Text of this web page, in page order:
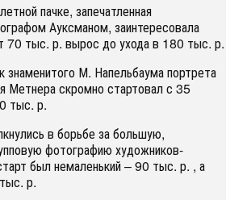
пачке, запечатленная
Ауксманом, заинтересовала
70 тыс. р. вырос до ухода в 180 тыс. р.
знаменитого М. Напельбаума портрета
Метнера скромно стартовал с 35
тыс. р.
в борьбе за большую,
фотографию художников-
был немаленький – 90 тыс. р. , а
р.